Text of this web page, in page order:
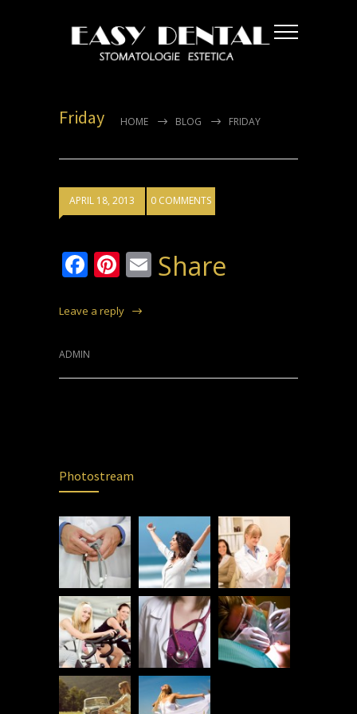
Friday HOME BLOG FRIDAY
APRIL 18, 2013 0 COMMENTS
Facebook
Pinterest
Email
Share
Leave a reply
ADMIN
Photostream